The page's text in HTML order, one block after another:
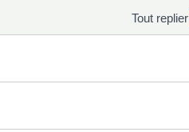
Tout replier